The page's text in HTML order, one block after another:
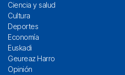
Ciencia y salud
Cultura
Deportes
Economía
Euskadi
Geureaz Harro
Opinión